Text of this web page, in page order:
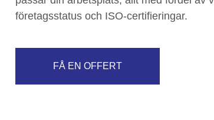
företagsstatus och ISO-certifieringar.
FÅ EN OFFERT